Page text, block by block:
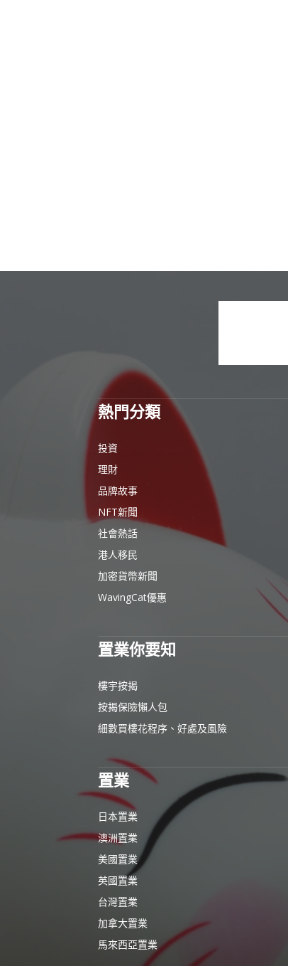
熱門分類
投資
理財
品牌故事
NFT新聞
社會熱話
港人移民
加密貨幣新聞
WavingCat優惠
置業你要知
樓宇按揭
按揭保險懶人包
細數買樓花程序、好處及風險
置業
日本置業
澳洲置業
美國置業
英國置業
台灣置業
加拿大置業
馬來西亞置業